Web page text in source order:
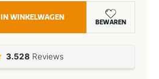
IN WINKELWAGEN
BEWAREN